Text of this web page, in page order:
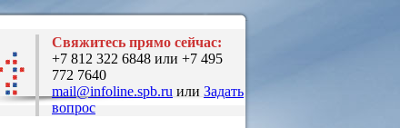
Свяжитесь прямо сейчас:
+7 812 322 6848 или +7 495
772 7640
mail@infoline.spb.ru или Задать
вопрос